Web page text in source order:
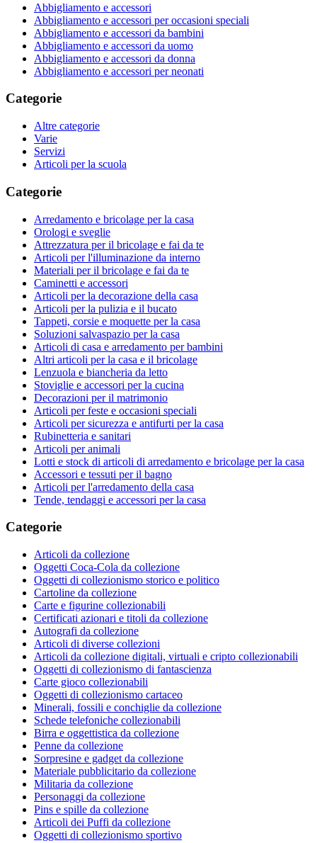
Abbigliamento e accessori
Abbigliamento e accessori per occasioni speciali
Abbigliamento e accessori da bambini
Abbigliamento e accessori da uomo
Abbigliamento e accessori da donna
Abbigliamento e accessori per neonati
Categorie
Altre categorie
Varie
Servizi
Articoli per la scuola
Categorie
Arredamento e bricolage per la casa
Orologi e sveglie
Attrezzatura per il bricolage e fai da te
Articoli per l'illuminazione da interno
Materiali per il bricolage e fai da te
Caminetti e accessori
Articoli per la decorazione della casa
Articoli per la pulizia e il bucato
Tappeti, corsie e moquette per la casa
Soluzioni salvaspazio per la casa
Articoli di casa e arredamento per bambini
Altri articoli per la casa e il bricolage
Lenzuola e biancheria da letto
Stoviglie e accessori per la cucina
Decorazioni per il matrimonio
Articoli per feste e occasioni speciali
Articoli per sicurezza e antifurti per la casa
Rubinetteria e sanitari
Articoli per animali
Lotti e stock di articoli di arredamento e bricolage per la casa
Accessori e tessuti per il bagno
Articoli per l'arredamento della casa
Tende, tendaggi e accessori per la casa
Categorie
Articoli da collezione
Oggetti Coca-Cola da collezione
Oggetti di collezionismo storico e politico
Cartoline da collezione
Carte e figurine collezionabili
Certificati azionari e titoli da collezione
Autografi da collezione
Articoli di diverse collezioni
Articoli da collezione digitali, virtuali e cripto collezionabili
Oggetti di collezionismo di fantascienza
Carte gioco collezionabili
Oggetti di collezionismo cartaceo
Minerali, fossili e conchiglie da collezione
Schede telefoniche collezionabili
Birra e oggettistica da collezione
Penne da collezione
Sorpresine e gadget da collezione
Materiale pubblicitario da collezione
Militaria da collezione
Personaggi da collezione
Pins e spille da collezione
Articoli dei Puffi da collezione
Oggetti di collezionismo sportivo